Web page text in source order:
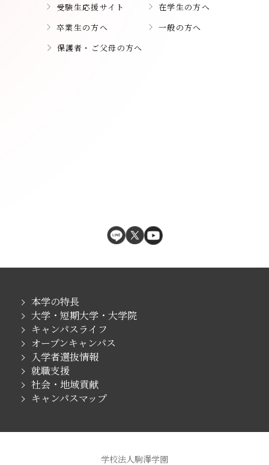
受験生応援サイト
在学生の方へ
卒業生の方へ
一般の方へ
保護者・ご父母の方へ
本学の特長
大学・短期大学・大学院
キャンパスライフ
オープンキャンパス
入学者選抜情報
就職支援
社会・地域貢献
キャンパスマップ
学校法人駒澤学園